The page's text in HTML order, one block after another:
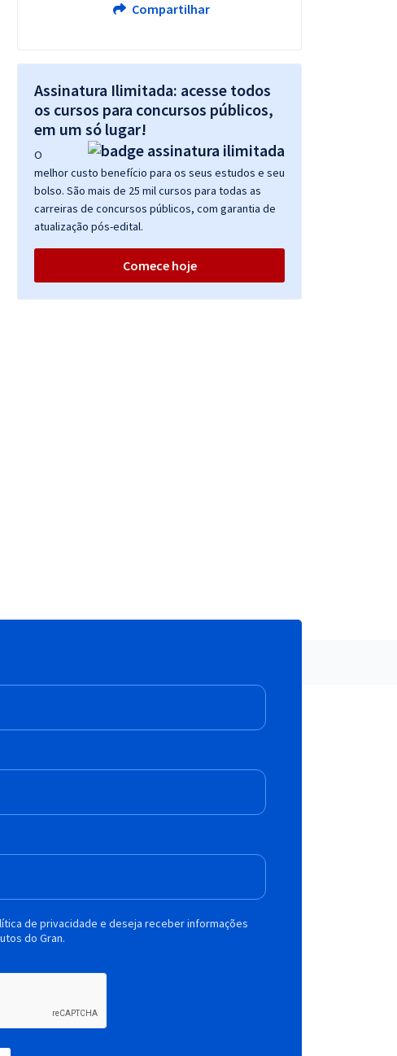
Compartilhar
Assinatura Ilimitada: acesse todos
os cursos para concursos públicos,
em um só lugar!
O
melhor custo benefício para os seus estudos e seu
bolso. São mais de 25 mil cursos para todas as
carreiras de concursos públicos, com garantia de
atualização pós-edital.
Comece hoje
de privacidade e deseja receber informações
do Gran.